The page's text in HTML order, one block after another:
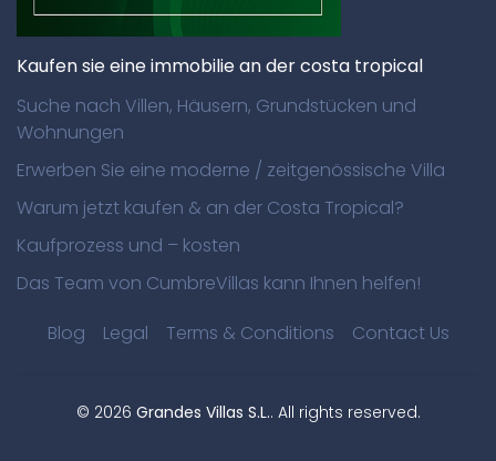
Kaufen sie eine immobilie an der costa tropical
Suche nach Villen, Häusern, Grundstücken und
Wohnungen
Erwerben Sie eine moderne / zeitgenössische Villa
Warum jetzt kaufen & an der Costa Tropical?
Kaufprozess und – kosten
Das Team von CumbreVillas kann Ihnen helfen!
Blog
Legal Terms & Conditions Contact Us
© 2026 Grandes Villas S.L.. All rights reserved.